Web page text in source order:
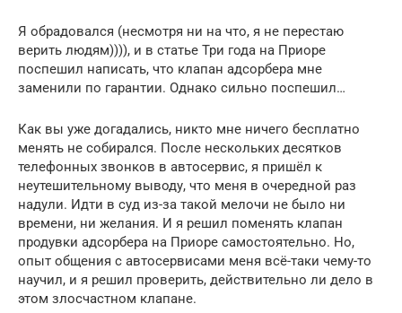
Я обрадовался (несмотря ни на что, я не перестаю
верить людям)))), и в статье Три года на Приоре
поспешил написать, что клапан адсорбера мне
заменили по гарантии. Однако сильно поспешил…
Как вы уже догадались, никто мне ничего бесплатно
менять не собирался. После нескольких десятков
телефонных звонков в автосервис, я пришёл к
неутешительному выводу, что меня в очередной раз
надули. Идти в суд из-за такой мелочи не было ни
времени, ни желания. И я решил поменять клапан
продувки адсорбера на Приоре самостоятельно. Но,
опыт общения с автосервисами меня всё-таки чему-то
научил, и я решил проверить, действительно ли дело в
этом злосчастном клапане.